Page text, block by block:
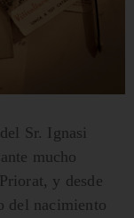
Sr. Ignasi
mucho
y desde
del nacimiento